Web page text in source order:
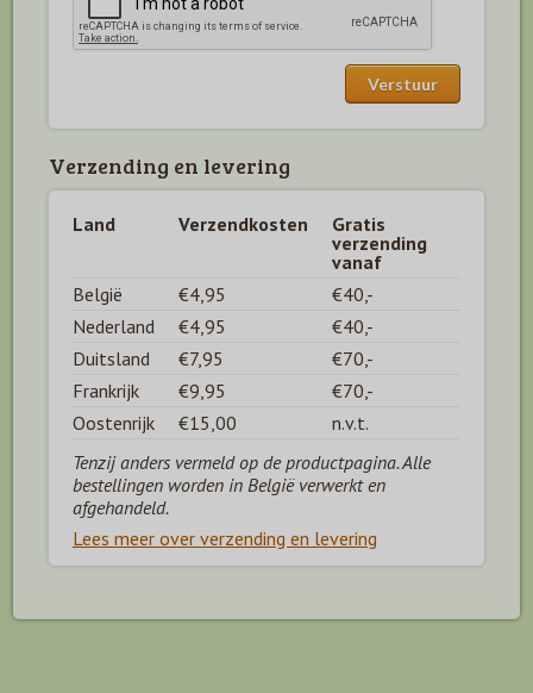
Verzending en levering
Land Verzendkosten
Gratis
verzending
vanaf
België
€4,95
€40,-
Nederland
€4,95
€40,-
Duitsland
€7,95
€70,-
Frankrijk
€9,95
€70,-
Oostenrijk
€15,00
n.v.t.
Tenzij anders vermeld op de productpagina. Alle
bestellingen worden in België verwerkt en
afgehandeld.
Lees meer over verzending en levering